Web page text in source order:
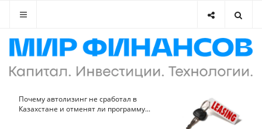
Почему автолизинг не сработал в
Казахстане и отменят ли программу...